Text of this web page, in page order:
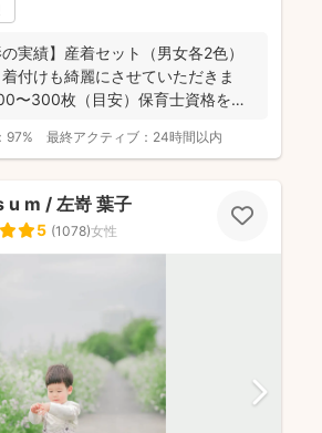
の実績】産着セット（男女各2色）
付けも綺麗にさせていただきま
〜300枚（目安）保育士資格を持
97% 最終アクティブ： 24時間以内
u m / 左嵜 葉子
5 (1078)女性